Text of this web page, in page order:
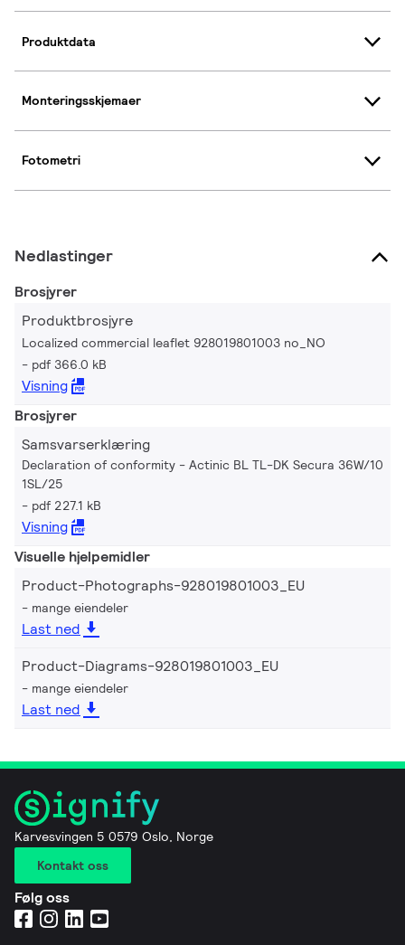
Produktdata
Monteringsskjemaer
Fotometri
Nedlastinger
Brosjyrer
Produktbrosjyre
Localized commercial leaflet 928019801003 no_NO
pdf 366.0 kB
Visning
Brosjyrer
Samsvarserklæring
Declaration of conformity - Actinic BL TL-DK Secura 36W/10
1SL/25
pdf 227.1 kB
Visning
Visuelle hjelpemidler
Product-Photographs-928019801003_EU
mange eiendeler
Last ned
Product-Diagrams-928019801003_EU
mange eiendeler
Last ned
Karvesvingen 5 0579 Oslo, Norge
Kontakt oss
Følg oss